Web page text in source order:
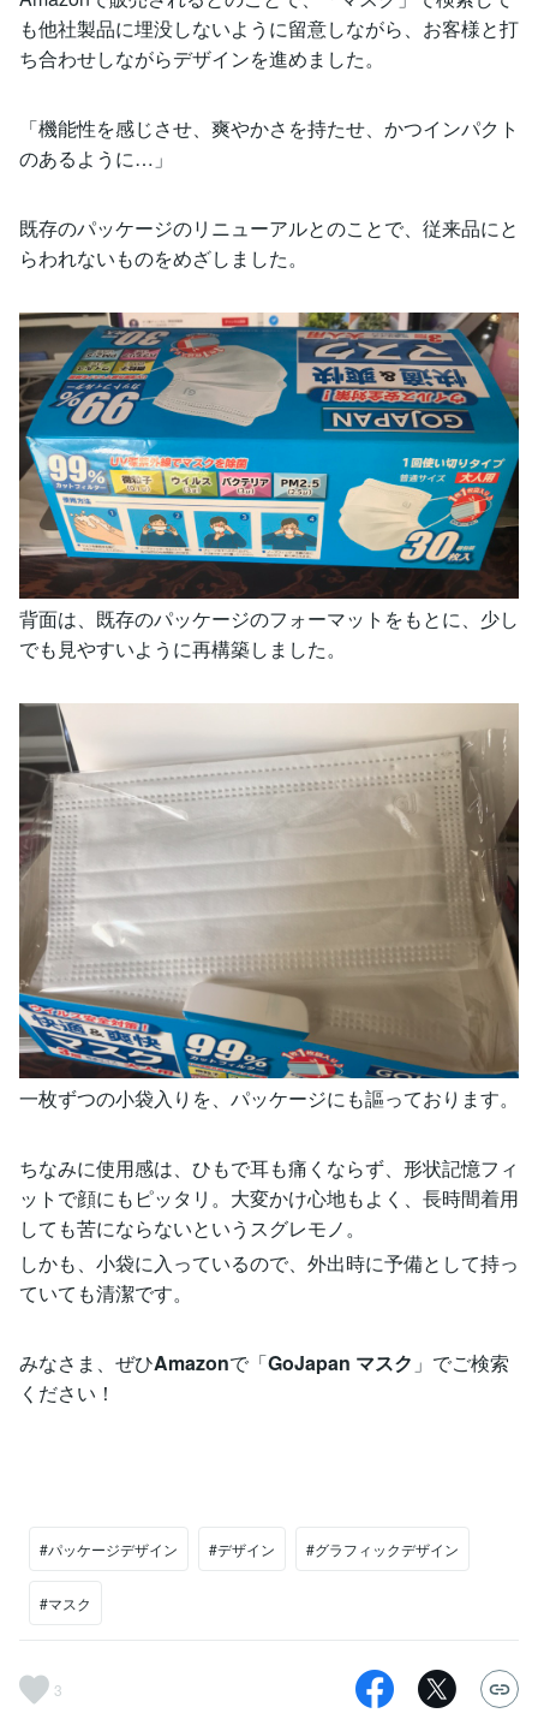
も他社製品に埋没しないように留意しながら、お客様と打
ち合わせしながらデザインを進めました。
「機能性を感じさせ、爽やかさを持たせ、かつインパクト
のあるように…」
既存のパッケージのリニューアルとのことで、従来品にと
らわれないものをめざしました。
背面は、既存のパッケージのフォーマットをもとに、少し
でも見やすいように再構築しました。
一枚ずつの小袋入りを、パッケージにも謳っております。
ちなみに使用感は、ひもで耳も痛くならず、形状記憶フィ
ットで顔にもピッタリ。大変かけ心地もよく、長時間着用
しても苦にならないというスグレモノ。
しかも、小袋に入っているので、外出時に予備として持っ
ていても清潔です。
みなさま、ぜひAmazonで「GoJapan マスク 」でご検索
ください！
#パッケージデザイン #デザイン #グラフィックデザイン
#マスク
3